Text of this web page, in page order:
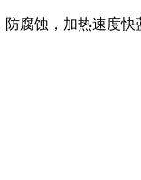
腐蚀，加热速度